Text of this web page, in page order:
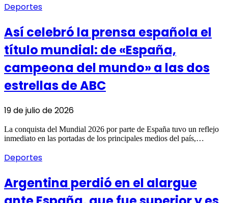
Deportes
Así celebró la prensa española el
título mundial: de «España,
campeona del mundo» a las dos
estrellas de ABC
19 de julio de 2026
La conquista del Mundial 2026 por parte de España tuvo un reflejo
inmediato en las portadas de los principales medios del país,…
Deportes
Argentina perdió en el alargue